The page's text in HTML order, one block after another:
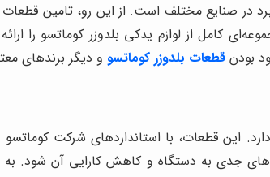
در صنایع مختلف است. از این رو، تامین
کامل از لوازم یدکی بلدوزر کوماتسو
بودن قطعات بلدوزر کوماتسوو دیگر برندهای
دارد. این قطعات، با استانداردهای شرکت
جدی به دستگاه و کاهش کارایی آن شود.